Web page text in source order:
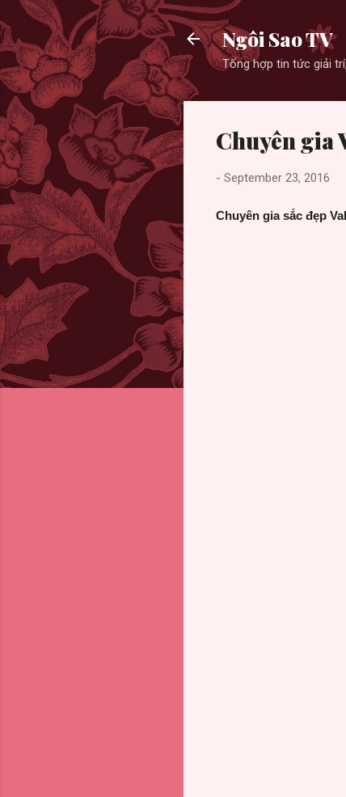
Ngôi Sao TV
Tổng hợp tin tức giải
Chuyên gia
- September 23, 2016
Chuyên gia sắc đẹp